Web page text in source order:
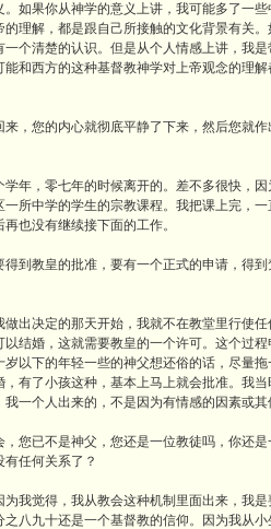
如果你从神学的意义上讲，我可能多了一
理解，都是跟自己所接触的文化背景有关
个清楚的认识。但是从个人情感上讲，我
和西方的这种基督教神学对上帝观念的理
，您的内心就彻底平静了下来，然后您就
年，零七年的时候离开的。差不多很快，
所中学的学生的宗教课程。我把课上完，
也没有继续接下面的工作。
到教皇的批准，要有一个正式的申请，得
出决定的那天开始，我就不在教堂里行使
结婚，这就需要教皇的一个许可。这个过
以下的年轻一些的神父想还俗的话，尽量
有了小孩这种，基本上马上就会批准。我
一个人出来的，不是因为有情感的因素或
您已不是神父，您还是一位教徒吗，你还
任何关系了？
我觉得，我从教会这种机制里面出来，我
八九十还是一个基督教的信仰。因为我从